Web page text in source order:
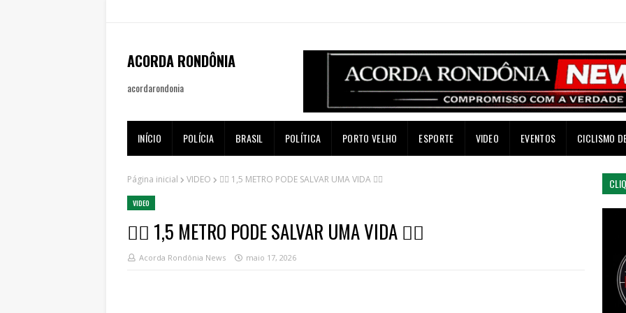
ACORDA RONDÔNIA
acordarondonia
INÍCIO POLÍCIA BRASIL POLÍTICA PORTO VELHO ESPORTE VIDEO EVENTOS CICLISMO
Página inicial VIDEO 🚴‍♂️ 1,5 METRO PODE SALVAR UMA VIDA 🚴‍♀️
VIDEO
🚴‍♂️ 1,5 METRO PODE SALVAR UMA VIDA 🚴‍♀️
Acorda Rondônia News maio 17, 2026